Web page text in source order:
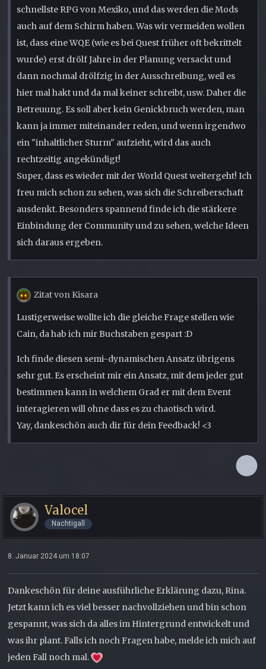
schnellste RPG von Mexiko, und das werden die Mods
auch auf dem Schirm haben. Was wir vermeiden wollen
ist, dass eine WQE (wie es bei Quest früher oft bekrittelt
wurde) erst drölf Jahre in der Planung versackt und
dann nochmal drölfzig in der Ausschreibung, weil es
hier mal hakt und da mal keiner schreibt, usw. Daher die
Betreuung. Es soll aber kein Genickbruch werden, man
kann ja immer miteinander reden, und wenn irgendwo
ein "inhaltlicher Sturm" aufzieht, wird das auch
rechtzeitig angekündigt!
Super, dass es wieder mit der World Quest weitergeht! Ich
freu mich schon zu sehen, was sich die Schreiberschaft
ausdenkt. Besonders spannend finde ich die stärkere
Einbindung der Community und zu sehen, welche Ideen
sich daraus ergeben.
Zitat von Kisara
Lustigerweise wollte ich die gleiche Frage stellen wie
Cain, da hab ich mir Buchstaben gespart :D
Ich finde diesen semi-dynamischen Ansatz übrigens
sehr gut. Es erscheint mir ein Ansatz, mit dem jeder gut
bestimmen kann in welchem Grad er mit dem Event
interagieren will ohne dass es zu chaotisch wird.
Yay, dankeschön auch dir für dein Feedback! <3
Valocel
Nachtigall
8. Januar 2024 um 18:07
Dankeschön für deine ausführliche Erklärung dazu, Rina.
Jetzt kann ich es viel besser nachvollziehen und bin schon
gespannt, was sich da alles im Hintergrund entwickelt und
was ihr plant. Falls ich noch Fragen habe, melde ich mich auf
jeden Fall noch mal.